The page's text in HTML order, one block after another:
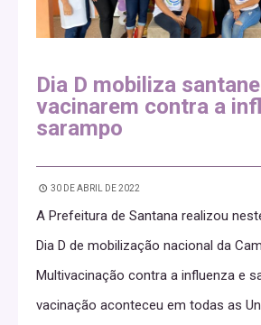
Dia D mobiliza
vacinarem contra a
sarampo
30 DE ABRIL DE 2022
A Prefeitura de Santana realizou
Dia D de mobilização nacional da
Multivacinação contra a influenza e
vacinação aconteceu em todas as